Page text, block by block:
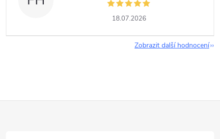
18.07.2026
Zobrazit další hodnocení